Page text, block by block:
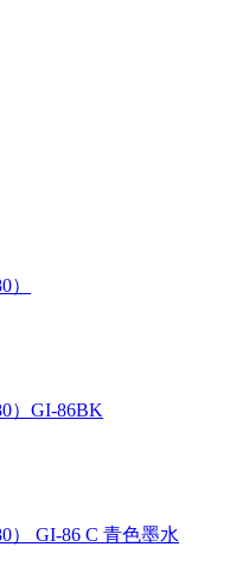
）GI-86BK
） GI-86 C 青色墨水